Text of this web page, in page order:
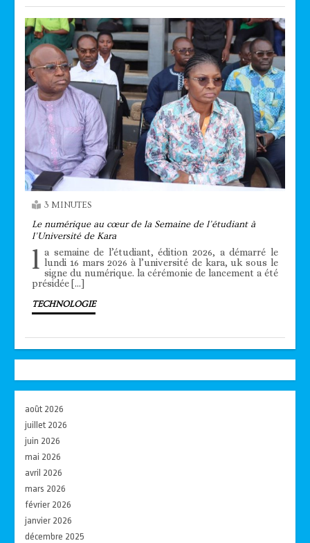
3 MINUTES
Le numérique au cœur de la Semaine de l’étudiant à
l’Université de Kara
l a semaine de l’étudiant, édition 2026, a démarré le
lundi 16 mars 2026 à l’université de kara, uk sous le
signe du numérique. la cérémonie de lancement a été
présidée […]
TECHNOLOGIE
août 2026
juillet 2026
juin 2026
mai 2026
avril 2026
mars 2026
février 2026
janvier 2026
décembre 2025